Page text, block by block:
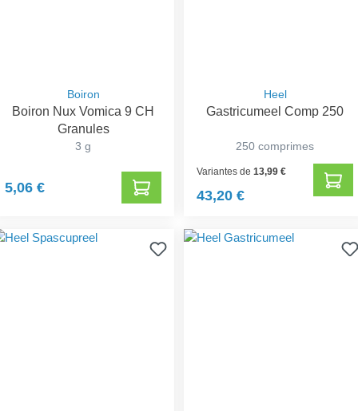
Boiron
Boiron Nux Vomica 9 CH
Granules
3 g
5,06 €
Heel
Gastricumeel Comp 250
250 comprimes
Variantes de13,99 €
43,20 €